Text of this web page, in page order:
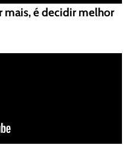
mais, é decidir melhor